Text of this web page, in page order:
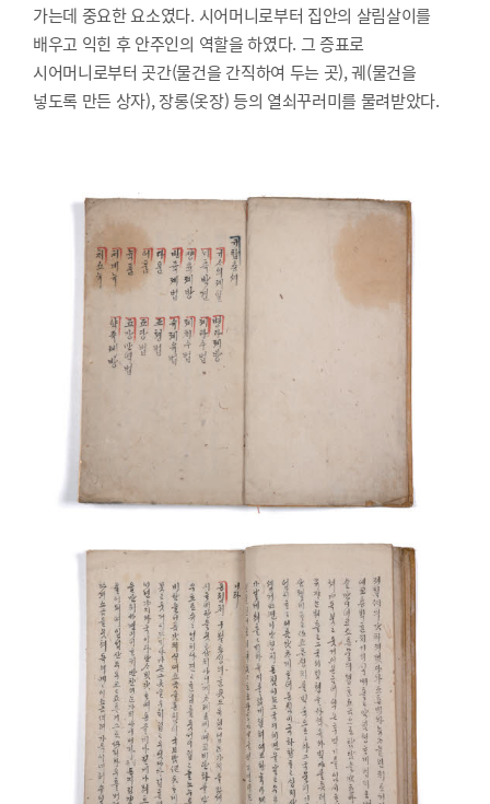
가는데 중요한 요소였다. 시어머니로부터 집안의 살림살이를
배우고 익힌 후 안주인의 역할을 하였다. 그 증표로
시어머니로부터 곳간(물건을 간직하여 두는 곳), 궤(물건을
넣도록 만든 상자), 장롱(옷장) 등의 열쇠꾸러미를 물려받았다.